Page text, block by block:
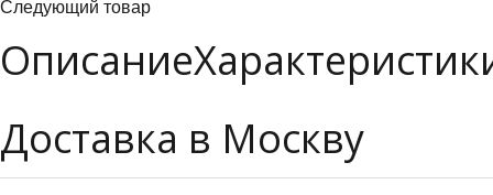
Следующий товар
Описание
Доставка в Москву